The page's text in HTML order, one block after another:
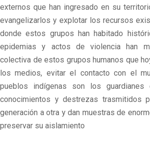
externos que han ingresado en su
evangelizarlos y explotar los recursos
donde estos grupos han habitado
epidemias y actos de violencia han
colectiva de estos grupos humanos que
los medios, evitar el contacto con el
pueblos indígenas son los
conocimientos y destrezas trasmitidos
generación a otra y dan muestras de
preservar su aislamiento